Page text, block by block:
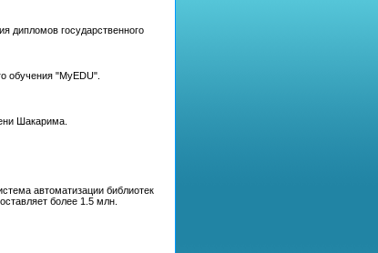
дипломов государственного
обучения "MyEDU".
Шакарима.
автоматизации библиотек
более 1.5 млн.